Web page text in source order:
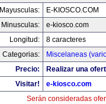
Mayusculas:
E-KIOSCO.COM
Minusculas:
e-kiosco.com
Longitud:
8 caracteres
Categorias:
Miscelaneas
Precio:
Realizar una
Visitar!
e-kiosco.com
Serán consideradas